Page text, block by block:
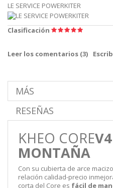
LE SERVICE POWERKITER
Clasificación
Leer los comentarios (3)
MÁS
RESEÑAS
KHEO CORE
MONTAÑA
Con su cubierta de arce
relación calidad-precio
corta del Core es fácil de